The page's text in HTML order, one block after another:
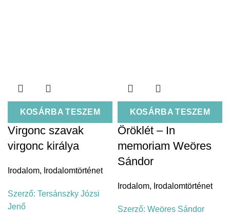
KOSÁRBA TESZEM
Virgonc szavak
virgonc királya
Irodalom, Irodalomtörténet
Szerző: Tersánszky Józsi
Jenő
KOSÁRBA TESZEM
Öröklét – In
memoriam Weöres
Sándor
Irodalom, Irodalomtörténet
Szerző: Weöres Sándor